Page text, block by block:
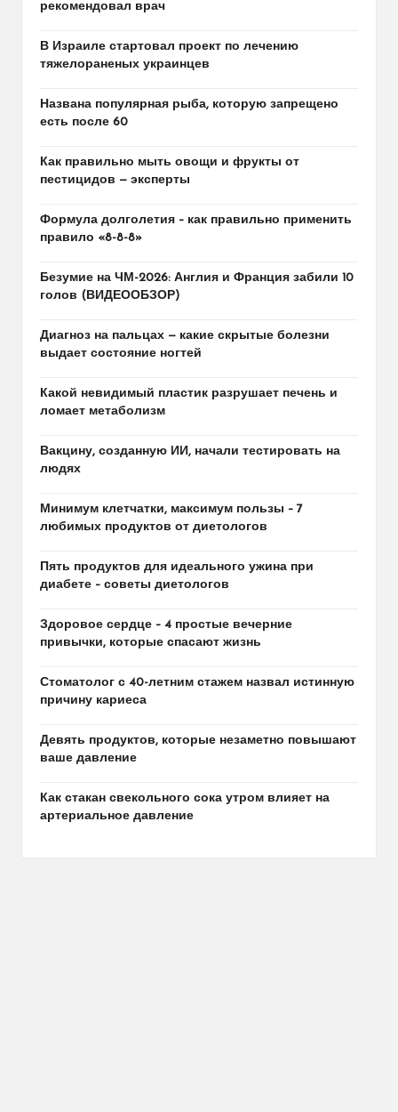
рекомендовал врач
В Израиле стартовал проект по лечению
тяжелораненых украинцев
Названа популярная рыба, которую запрещено
есть после 60
Как правильно мыть овощи и фрукты от
пестицидов — эксперты
Формула долголетия – как правильно применить
правило «8-8-8»
Безумие на ЧМ-2026: Англия и Франция забили 10
голов (ВИДЕООБЗОР)
Диагноз на пальцах — какие скрытые болезни
выдает состояние ногтей
Какой невидимый пластик разрушает печень и
ломает метаболизм
Вакцину, созданную ИИ, начали тестировать на
людях
Минимум клетчатки, максимум пользы – 7
любимых продуктов от диетологов
Пять продуктов для идеального ужина при
диабете – советы диетологов
Здоровое сердце – 4 простые вечерние
привычки, которые спасают жизнь
Стоматолог с 40-летним стажем назвал истинную
причину кариеса
Девять продуктов, которые незаметно повышают
ваше давление
Как стакан свекольного сока утром влияет на
артериальное давление